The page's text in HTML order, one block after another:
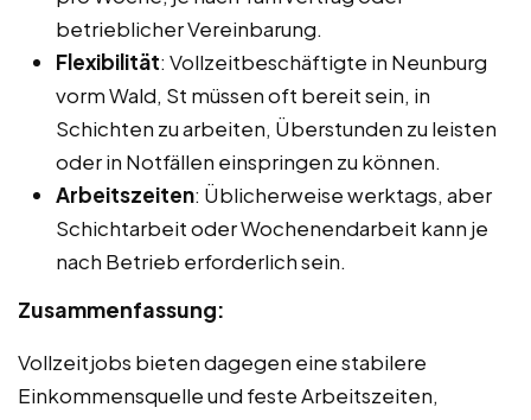
betrieblicher Vereinbarung.
Flexibilität: Vollzeitbeschäftigte in Neunburg
vorm Wald, St müssen oft bereit sein, in
Schichten zu arbeiten, Überstunden zu leisten
oder in Notfällen einspringen zu können.
Arbeitszeiten: Üblicherweise werktags, aber
Schichtarbeit oder Wochenendarbeit kann je
nach Betrieb erforderlich sein.
Zusammenfassung:
Vollzeitjobs bieten dagegen eine stabilere
Einkommensquelle und feste Arbeitszeiten,